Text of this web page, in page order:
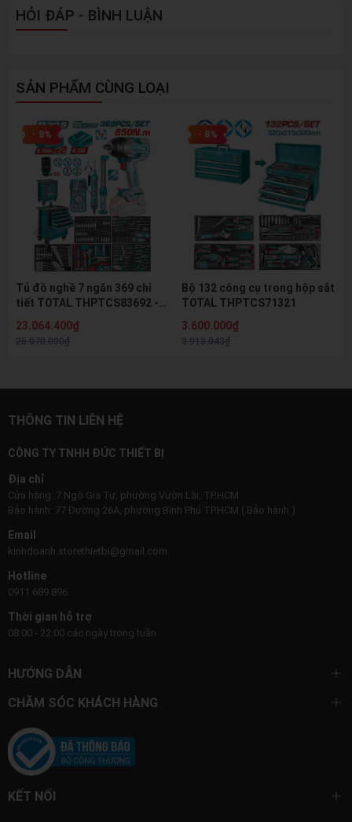
HỎI ĐÁP - BÌNH LUẬN
SẢN PHẨM CÙNG LOẠI
- 8%
Tủ đồ nghề 7 ngăn 369 chi
tiết TOTAL THPTCS83692 -
Phụ kiện chuyên dụng
23.064.400₫
25.070.000₫
- 8%
Bộ 132 công cụ trong hộp sắt
TOTAL THPTCS71321
3.600.000₫
3.913.043₫
THÔNG TIN LIÊN HỆ
CÔNG TY TNHH ĐỨC THIẾT BỊ
Địa chỉ
Cửa hàng: 7 Ngô Gia Tự, phường Vườn Lài, TP.HCM
Bảo hành: 77 Đường 26A, phường Bình Phú TP.HCM ( Bảo hành )
Email
kinhdoanh.storethietbi@gmail.com
Hotline
0911 689 896
Thời gian hỗ trợ
08:00 - 22:00 các ngày trong tuần
HƯỚNG DẪN
CHĂM SÓC KHÁCH HÀNG
KẾT NỐI